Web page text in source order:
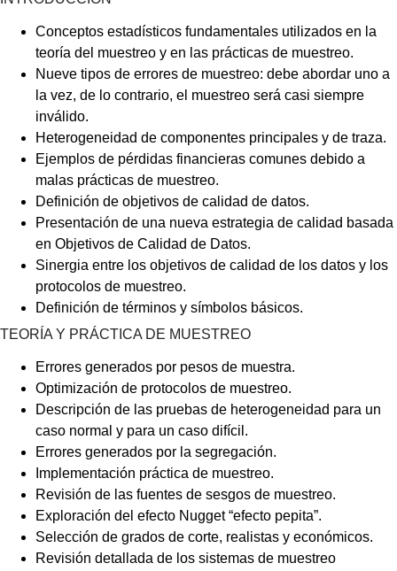
Conceptos estadísticos fundamentales utilizados en la
teoría del muestreo y en las prácticas de muestreo.
Nueve tipos de errores de muestreo: debe abordar uno a
la vez, de lo contrario, el muestreo será casi siempre
inválido.
Heterogeneidad de componentes principales y de traza.
Ejemplos de pérdidas financieras comunes debido a
malas prácticas de muestreo.
Definición de objetivos de calidad de datos.
Presentación de una nueva estrategia de calidad basada
en Objetivos de Calidad de Datos.
Sinergia entre los objetivos de calidad de los datos y los
protocolos de muestreo.
Definición de términos y símbolos básicos.
TEORÍA Y PRÁCTICA DE MUESTREO
Errores generados por pesos de muestra.
Optimización de protocolos de muestreo.
Descripción de las pruebas de heterogeneidad para un
caso normal y para un caso difícil.
Errores generados por la segregación.
Implementación práctica de muestreo.
Revisión de las fuentes de sesgos de muestreo.
Exploración del efecto Nugget “efecto pepita”.
Selección de grados de corte, realistas y económicos.
Revisión detallada de los sistemas de muestreo